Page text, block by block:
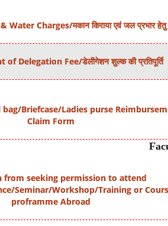
Charges/मकान किराया एवं जल प्रभार हेतु
Delegation Fee/डेलीगेशन शुल्क की प्रतिपूर्ति
Briefcase/Ladies purse
Claim Form
from seeking permission to attend
Seminar/Workshop/Training or
proframme Abroad